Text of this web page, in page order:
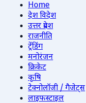
Home
देश विदेश
उत्तर प्रदेश
राजनीति
ट्रेंडिंग
मनोरंजन
क्रिकेट
कृषि
टेक्नोलॉजी / गैजेट्स
लाइफस्टाइल